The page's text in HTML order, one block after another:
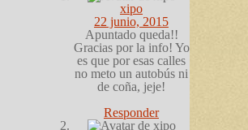
xipo
22 junio, 2015
Apuntado queda!!
Gracias por la info! Yo
es que por esas calles
no meto un autobús ni
de coña, jeje!
Responder